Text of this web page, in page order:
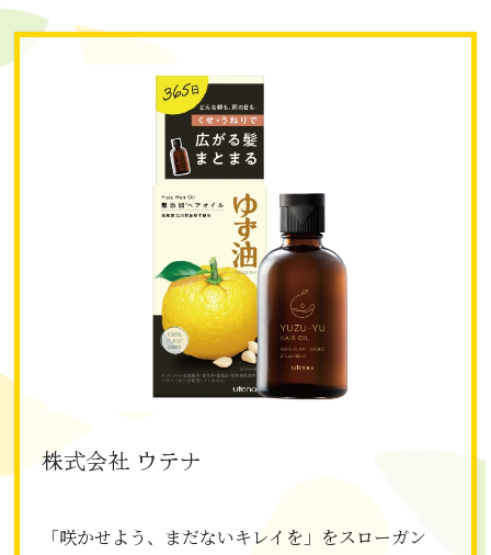
株式会社 ウテナ
「咲かせよう、まだないキレイを」をスローガン